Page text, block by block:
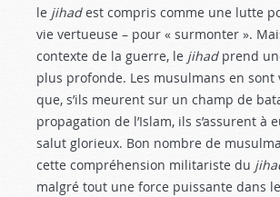
le jihadest compris comme une lutte
vie vertueuse – pour « surmonter ».
contexte de la guerre, le jihad prend
plus profonde. Les musulmans en sont
que, s’ils meurent sur un champ de
propagation de l’Islam, ils s’assurent à
salut glorieux. Bon nombre de
cette compréhension militariste du
malgré tout une force puissante dans